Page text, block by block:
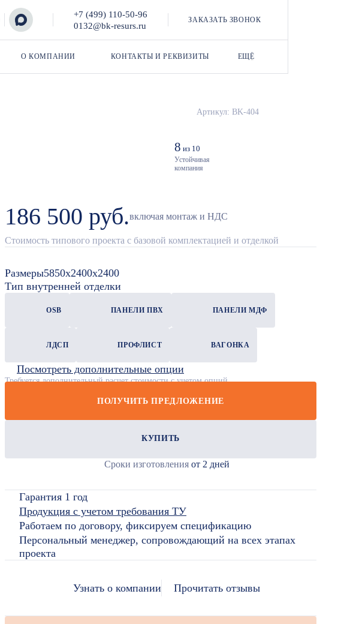
+7 (499) 110-50-96
0132@bk-resurs.ru
ЗАКАЗАТЬ ЗВОНОК
О КОМПАНИИ КОНТАКТЫ И РЕКВИЗИТЫ ЕЩЁ
Артикул: BK-404
8 из 10
Устойчивая
компания
186 500 руб.включая монтаж и НДС
Стоимость типового проекта с базовой комплектацией и отделкой
Размеры5850x2400x2400
Тип внутренней отделки
OSB ПАНЕЛИ ПВХ ПАНЕЛИ МДФ
ЛДСП ПРОФЛИСТ ВАГОНКА
Посмотреть дополнительные опции
Требуется дополнительный расчет стоимости с учетом опций
ПОЛУЧИТЬ ПРЕДЛОЖЕНИЕ
КУПИТЬ
Сроки изготовления от 2 дней
Гарантия 1 год
Продукция с учетом требования ТУ
Работаем по договору, фиксируем спецификацию
Персональный менеджер, сопровождающий на всех этапах
проекта
Узнать о компании Прочитать отзывы